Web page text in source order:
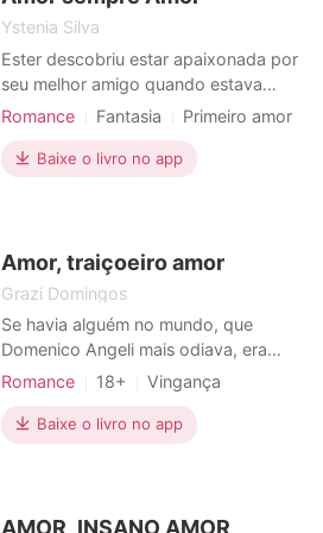
atraente, que a faz trabalh
Local de trabalho
Ystenia Silva
Ester descobriu estar apaixonada por
seu melhor amigo quando estava
prestes a se casar com o homem que
nunca teve coragem de expressar
seus sentimentos a ninguém mas
Henry o amigo que era apaixonad
Romance Fantasia
Primeiro amor
Fofinhos
Medrosa
Baixe o livro no app
Amor, traiçoeiro amor
Grazi Domingos
Se havia alguém no mundo, que
Domenico Angeli mais odiava, era
Dante Caruso. Mas esse ódio se
relacionada à ele, principalmente sua
única filha, Carolina Caruso.
que era seu por direito. Então, ao
Romance 18+
Vingança
Amor a primeira vista
Paixão / Erótica
Baixe o livro no app
AMOR, INSANO AMOR